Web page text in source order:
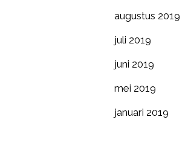
augustus 2019
juli 2019
juni 2019
mei 2019
januari 2019